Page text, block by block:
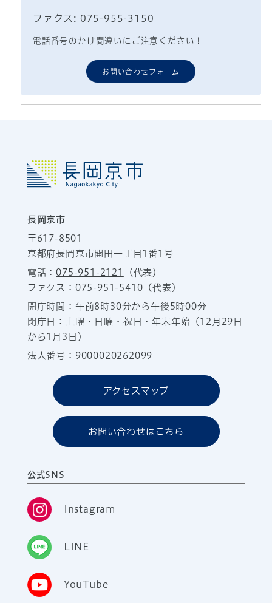
ファクス: 075-955-3150
電話番号のかけ間違いにご注意ください！
お問い合わせフォーム
長岡京市
〒617-8501
京都府長岡京市開田一丁目1番1号
電話：075-951-2121
（代表）
ファクス：075-951-5410（代表）
開庁時間：午前8時30分から午後5時00分
閉庁日：土曜・日曜・祝日・年末年始（12月29日
から1月3日）
法人番号：9000020262099
アクセスマップ
お問い合わせはこちら
公式SNS
Instagram
LINE
YouTube